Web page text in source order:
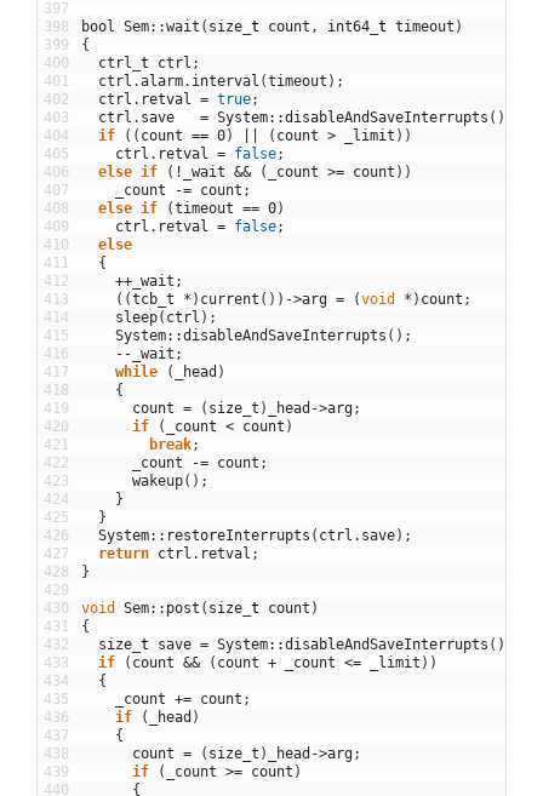
397
398
399
400
401
402
403
404
405
406
407
408
409
410
411
412
413
414
415
416
417
418
419
420
421
422
423
424
425
426
427
428
429
430
431
432
433
434
435
436
437
438
439
440
bool Sem::wait ( size t count , int64 t timeout )
{
ctrl t ctrl ;
ctrl .alarm. interval (timeout ) ;
ctrl . retval = true;
ctrl . save = System::disableAndSaveInterrupts ( )
if
( ( count == 0) ( count > _limit ) )
ctrl . retval = false;
else if ( ! _wait && ( _count >= count ) )
_count
-= count ;
else if (timeout == 0)
ctrl . retval = false;
else
{
++ _wait ;
( (tcb_t * ) current ( ) ) ->arg = (void * ) count ;
sleep( ctrl ) ;
System::disableAndSaveInterrupts ( ) ;
-- _wait ;
while
( _head )
{
count = ( size_t ) _head ->arg;
if
( _count < count )
break;
_count
-= count ;
wakeup( ) ;
}
}
System:: restoreInterrupts ( ctrl . save) ;
return ctrl . retval ;
}
void Sem:: post ( size t count )
{
size t save = System::disableAndSaveInterrupts ( )
if
( count && ( count + _count <= _limit ) )
{
_count += count ;
if
( _head )
{
count = ( size_t ) _head ->arg;
if
( _count >= count )
{